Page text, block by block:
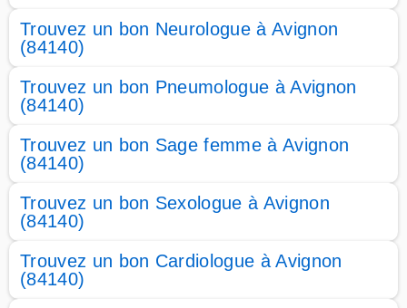
Trouvez un bon Neurologue à Avignon
(84140)
Trouvez un bon Pneumologue à Avignon
(84140)
Trouvez un bon Sage femme à Avignon
(84140)
Trouvez un bon Sexologue à Avignon
(84140)
Trouvez un bon Cardiologue à Avignon
(84140)